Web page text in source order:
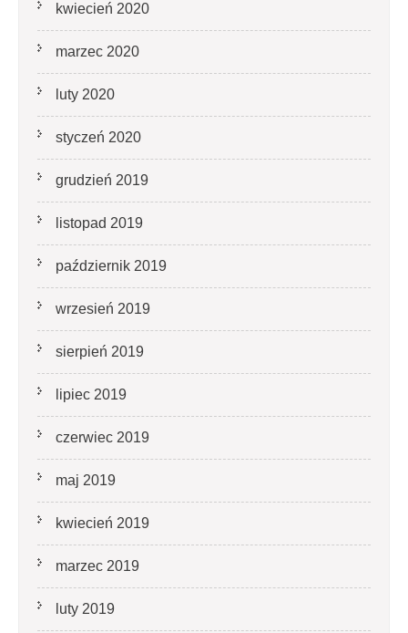
kwiecień 2020
marzec 2020
luty 2020
styczeń 2020
grudzień 2019
listopad 2019
październik 2019
wrzesień 2019
sierpień 2019
lipiec 2019
czerwiec 2019
maj 2019
kwiecień 2019
marzec 2019
luty 2019